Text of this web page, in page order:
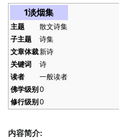
1淡烟集
主题
散文诗集
子主题
诗集
文章体裁新诗
关键词
诗
读者
一般读者
佛学级别0
修行级别0
内容简介: